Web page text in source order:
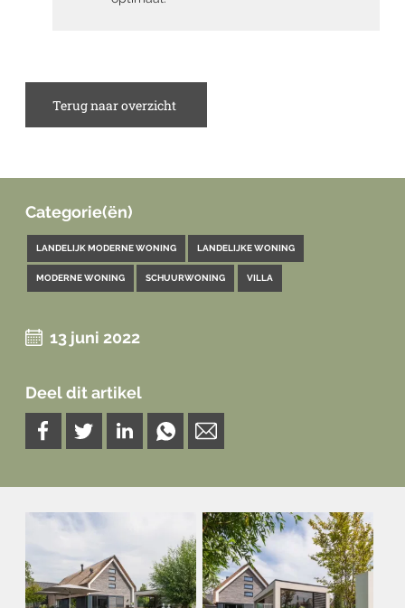
Terug naar overzicht
Categorie(ën)
LANDELIJK MODERNE WONING LANDELIJKE WONING
MODERNE WONING SCHUURWONING VILLA
13 juni 2022
Deel dit artikel